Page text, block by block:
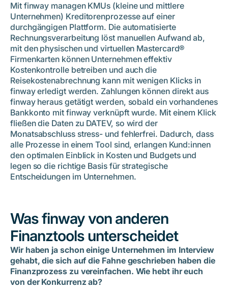
Mit finway managen KMUs (kleine und mittlere
Unternehmen) Kreditorenprozesse auf einer
durchgängigen Plattform. Die automatisierte
Rechnungsverarbeitung löst manuellen Aufwand ab,
mit den physischen und virtuellen Mastercard®
Firmenkarten können Unternehmen effektiv
Kostenkontrolle betreiben und auch die
Reisekostenabrechnung kann mit wenigen Klicks in
finway erledigt werden. Zahlungen können direkt aus
finway heraus getätigt werden, sobald ein vorhandenes
Bankkonto mit finway verknüpft wurde. Mit einem Klick
fließen die Daten zu DATEV, so wird der
Monatsabschluss stress- und fehlerfrei. Dadurch, dass
alle Prozesse in einem Tool sind, erlangen Kund:innen
den optimalen Einblick in Kosten und Budgets und
legen so die richtige Basis für strategische
Entscheidungen im Unternehmen.
Was finway von anderen
Finanztools unterscheidet
Wir haben ja schon einige Unternehmen im Interview
gehabt, die sich auf die Fahne geschrieben haben die
Finanzprozess zu vereinfachen. Wie hebt ihr euch
von der Konkurrenz ab?